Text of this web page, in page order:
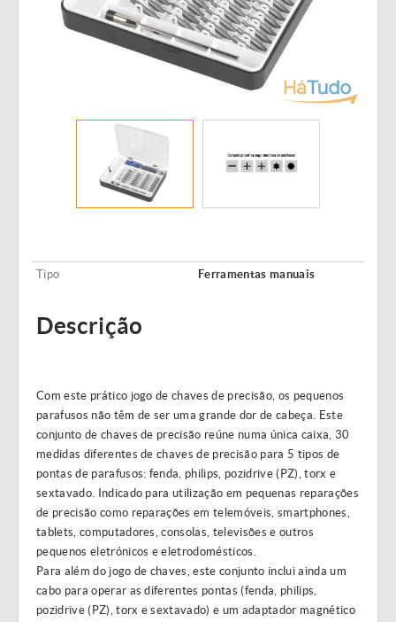
Tipo Ferramentas manuais
Descrição
Com este prático jogo de chaves de precisão, os pequenos
parafusos não têm de ser uma grande dor de cabeça. Este
conjunto de chaves de precisão reúne numa única caixa, 30
medidas diferentes de chaves de precisão para 5 tipos de
pontas de parafusos: fenda, philips, pozidrive (PZ), torx e
sextavado. Indicado para utilização em pequenas reparações
de precisão como reparações em telemóveis, smartphones,
tablets, computadores, consolas, televisões e outros
pequenos eletrónicos e eletrodomésticos.
Para além do jogo de chaves, este conjunto inclui ainda um
cabo para operar as diferentes pontas (fenda, philips,
pozidrive (PZ), torx e sextavado) e um adaptador magnético